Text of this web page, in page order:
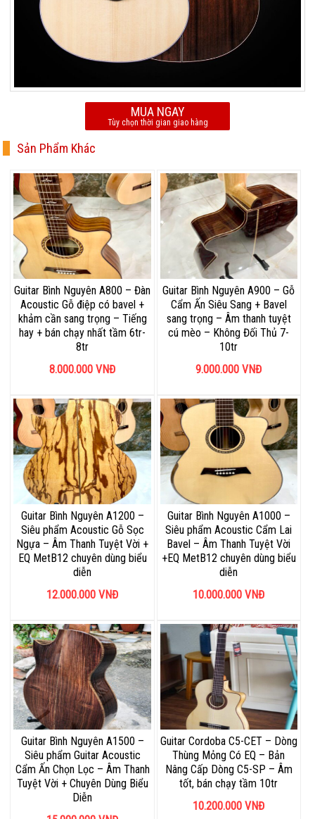
MUA NGAY
Tùy chọn thời gian giao hàng
Sản Phẩm Khác
Guitar Bình Nguyên A800 – Đàn
Acoustic Gỗ điệp có bavel +
khảm cần sang trọng – Tiếng
hay + bán chạy nhất tầm 6tr-
8tr
8.000.000 VNĐ
Guitar Bình Nguyên A900 – Gỗ
Cẩm Ấn Siêu Sang + Bavel
sang trọng – Âm thanh tuyệt
cú mèo – Không Đối Thủ 7-
10tr
9.000.000 VNĐ
Guitar Bình Nguyên A1200 –
Siêu phẩm Acoustic Gỗ Sọc
Ngựa – Âm Thanh Tuyệt Vời +
EQ MetB12 chuyên dùng biểu
diễn
12.000.000 VNĐ
Guitar Bình Nguyên A1000 –
Siêu phẩm Acoustic Cẩm Lai
Bavel – Âm Thanh Tuyệt Vời
+EQ MetB12 chuyên dùng biểu
diễn
10.000.000 VNĐ
Guitar Bình Nguyên A1500 –
Siêu phẩm Guitar Acoustic
Cẩm Ấn Chọn Lọc – Âm Thanh
Tuyệt Vời + Chuyên Dùng Biểu
Diễn
Guitar Cordoba C5-CET – Dòng
Thùng Mỏng Có EQ – Bản
Nâng Cấp Dòng C5-SP – Âm
tốt, bán chạy tầm 10tr
10.200.000 VNĐ